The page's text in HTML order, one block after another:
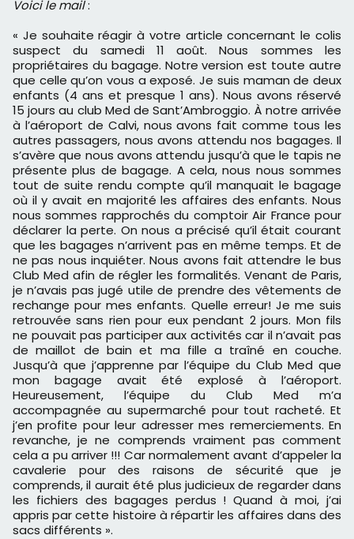
Voici le mail:
« Je souhaite réagir à votre article concernant le colis
suspect du samedi 11 août. Nous sommes les
propriétaires du bagage. Notre version est toute autre
que celle qu’on vous a exposé. Je suis maman de deux
enfants (4 ans et presque 1 ans). Nous avons réservé
15 jours au club Med de Sant’Ambroggio. À notre arrivée
à l’aéroport de Calvi, nous avons fait comme tous les
autres passagers, nous avons attendu nos bagages. Il
s’avère que nous avons attendu jusqu’à que le tapis ne
présente plus de bagage. A cela, nous nous sommes
tout de suite rendu compte qu’il manquait le bagage
où il y avait en majorité les affaires des enfants. Nous
nous sommes rapprochés du comptoir Air France pour
déclarer la perte. On nous a précisé qu’il était courant
que les bagages n’arrivent pas en même temps. Et de
ne pas nous inquiéter. Nous avons fait attendre le bus
Club Med afin de régler les formalités. Venant de Paris,
je n’avais pas jugé utile de prendre des vêtements de
rechange pour mes enfants. Quelle erreur! Je me suis
retrouvée sans rien pour eux pendant 2 jours. Mon fils
ne pouvait pas participer aux activités car il n’avait pas
de maillot de bain et ma fille a traîné en couche.
Jusqu’à que j’apprenne par l’équipe du Club Med que
mon bagage avait été explosé à l’aéroport.
Heureusement, l’équipe du Club Med m’a
accompagnée au supermarché pour tout racheté. Et
j’en profite pour leur adresser mes remerciements. En
revanche, je ne comprends vraiment pas comment
cela a pu arriver !!! Car normalement avant d’appeler la
cavalerie pour des raisons de sécurité que je
comprends, il aurait été plus judicieux de regarder dans
les fichiers des bagages perdus ! Quand à moi, j’ai
appris par cette histoire à répartir les affaires dans des
sacs différents ».